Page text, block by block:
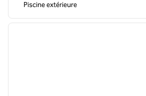
Piscine extérieure
1 sur 11